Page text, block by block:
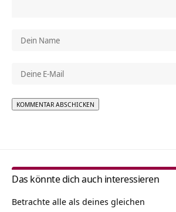
Das könnte dich auch interessieren
Betrachte alle als deines gleichen